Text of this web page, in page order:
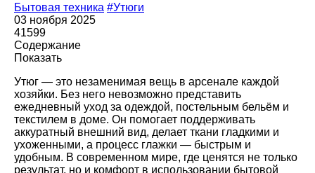
Бытовая техника #Утюги
03 ноября 2025
41599
Содержание
Показать
Утюг — это незаменимая вещь в арсенале каждой
хозяйки. Без него невозможно представить
ежедневный уход за одеждой, постельным бельём и
текстилем в доме. Он помогает поддерживать
аккуратный внешний вид, делает ткани гладкими и
ухоженными, а процесс глажки — быстрым и
удобным. В современном мире, где ценятся не только
результат, но и комфорт в использовании бытовой